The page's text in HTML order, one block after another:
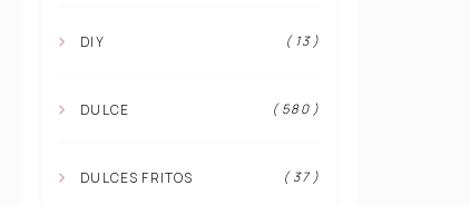
DIY ( 13 )
DULCE ( 580 )
DULCES FRITOS ( 37 )